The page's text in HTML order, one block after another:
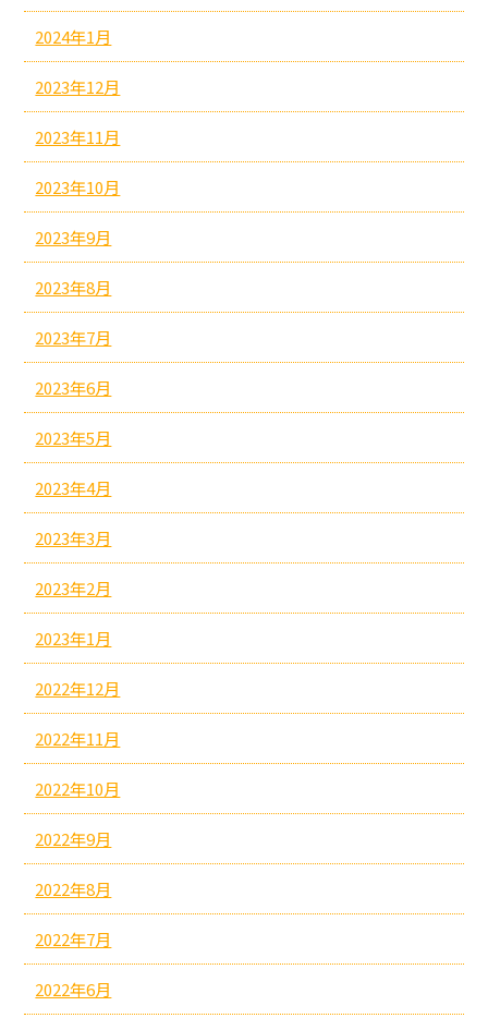
2024年1月
2023年12月
2023年11月
2023年10月
2023年9月
2023年8月
2023年7月
2023年6月
2023年5月
2023年4月
2023年3月
2023年2月
2023年1月
2022年12月
2022年11月
2022年10月
2022年9月
2022年8月
2022年7月
2022年6月